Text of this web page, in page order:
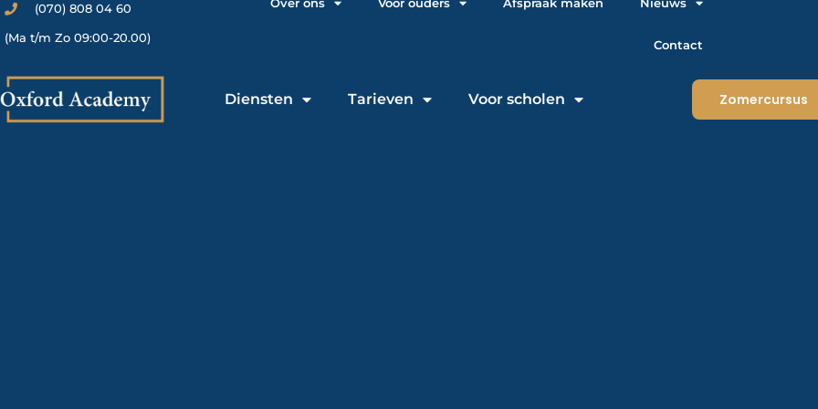
(070) 808 04 60
(Ma t/m Zo 09:00-20.00) Contact
Diensten Tarieven Voor scholen Zomercursus